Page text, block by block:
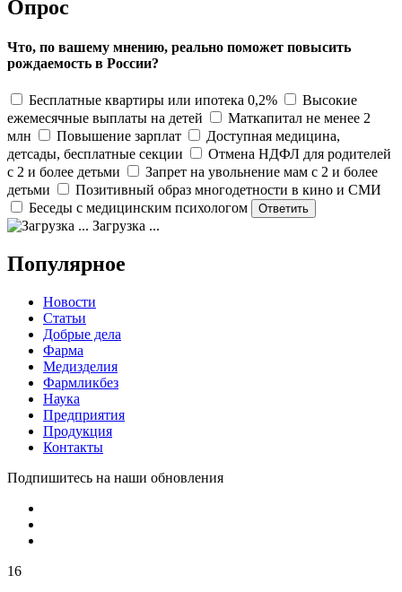
Опрос
Что, по вашему мнению, реально поможет повысить
рождаемость в России?
Бесплатные квартиры или ипотека 0,2%
Высокие
ежемесячные выплаты на детей
Маткапитал не менее 2
млн
Повышение зарплат
Доступная медицина,
детсады, бесплатные секции
Отмена НДФЛ для родителей
с 2 и более детьми
Запрет на увольнение мам с 2 и более
детьми
Позитивный образ многодетности в кино и СМИ
Беседы с медицинским психологом
Загрузка ...
Популярное
Новости
Статьи
Добрые дела
Фарма
Медизделия
Фармликбез
Наука
Предприятия
Продукция
Контакты
Подпишитесь на наши обновления
16